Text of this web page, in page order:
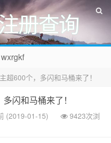
册查询
超600个，多闪和马桶来了！
闪和马桶来了！
(2019-01-15)
9423次浏